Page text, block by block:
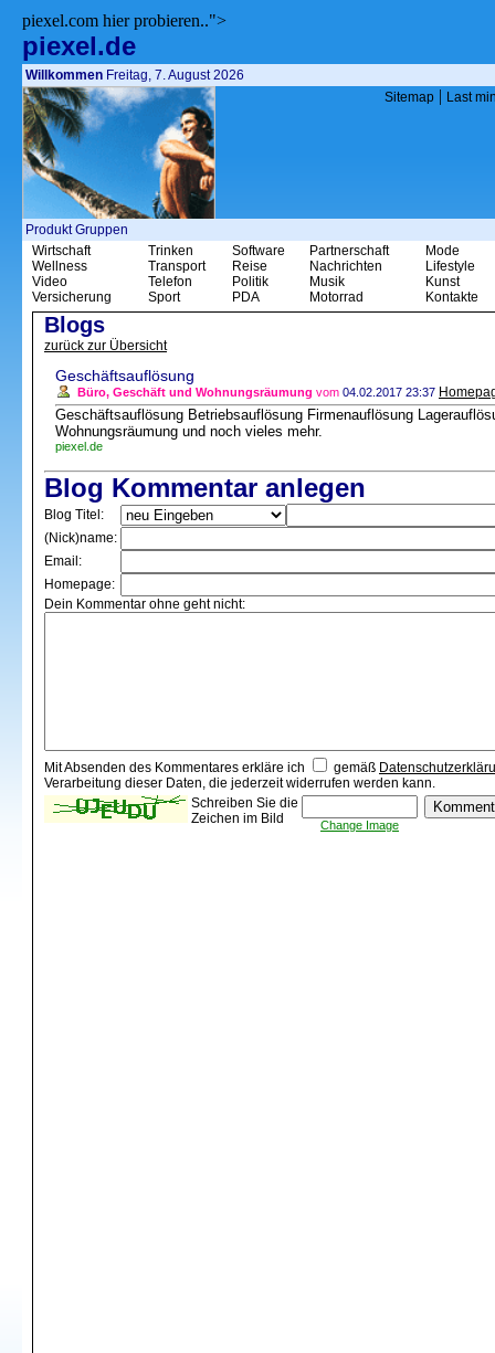
piexel.com hier probieren..">
piexel.de
Willkommen Freitag, 7. August 2026
Sitemap | Last
Produkt Gruppen
Wirtschaft
Wellness
Video
Versicherung
Trinken
Transport
Telefon
Sport
Software
Reise
Politik
PDA
Partnerschaft
Nachrichten
Musik
Motorrad
Mode
Lifestyle
Kunst
Kontakte
Blogs
zurück zur Übersicht
Geschäftsauflösung
Büro, Geschäft und Wohnungsräumung vom 04.02.2017 23:37
Geschäftsauflösung Betriebsauflösung Firmenauflösung
Wohnungsräumung und noch vieles mehr.
piexel.de
Blog Kommentar anlegen
Blog Titel:
(Nick)name:
Email:
Homepage:
Dein Kommentar ohne geht nicht:
Mit Absenden des Kommentares erkläre ich gemäß
Verarbeitung dieser Daten, die jederzeit widerrufen werden kann.
Schreiben Sie die
Zeichen im Bild
Change Image